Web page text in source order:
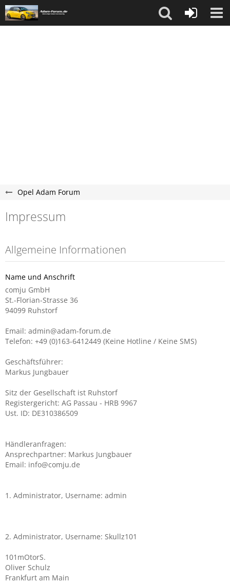
Opel Adam Forum
Impressum
Allgemeine Informationen
Name und Anschrift
comju GmbH
St.-Florian-Strasse 36
94099 Ruhstorf
Email: admin@adam-forum.de
Telefon: +49 (0)163-6412449 (Keine Hotline / Keine SMS)
Geschäftsführer:
Markus Jungbauer
Sitz der Gesellschaft ist Ruhstorf
Registergericht: AG Passau - HRB 9967
Ust. ID: DE310386509
Händleranfragen:
Ansprechpartner: Markus Jungbauer
Email: info@comju.de
1. Administrator, Username: admin
2. Administrator, Username: Skullz101
101mOtorS.
Oliver Schulz
Frankfurt am Main